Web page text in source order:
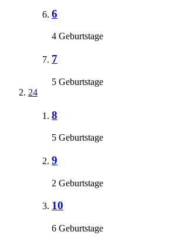
6
4 Geburtstage
7
5 Geburtstage
24
8
5 Geburtstage
9
2 Geburtstage
10
6 Geburtstage